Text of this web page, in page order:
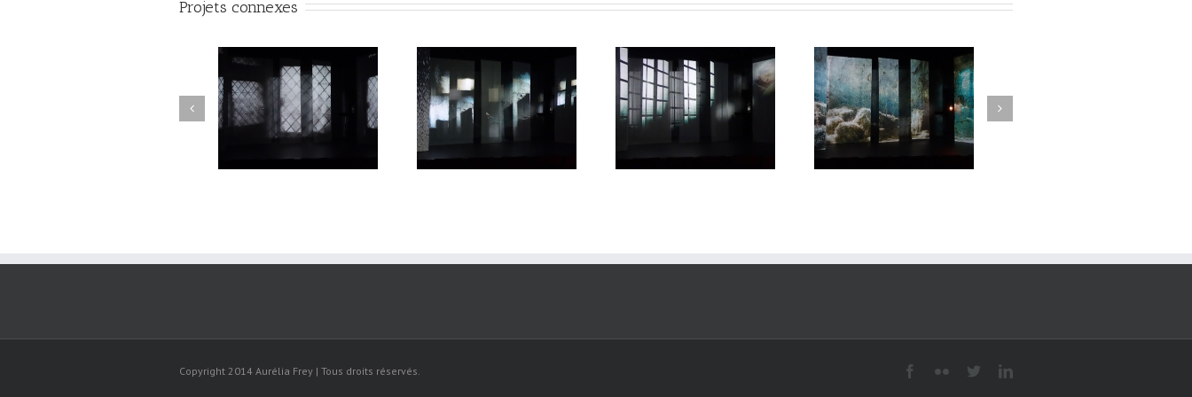
Projets connexes
Lune de loups#18 Lune de loups#17 lune de loup#16 Lune de loups#15
Copyright 2014 Aurélia Frey | Tous droits réservés.